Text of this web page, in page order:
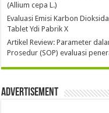
(Allium cepa L.)
Evaluasi Emisi Karbon
Tablet Ydi Pabrik X
Artikel Review: Parameter
Prosedur (SOP) evaluasi
Advertisement